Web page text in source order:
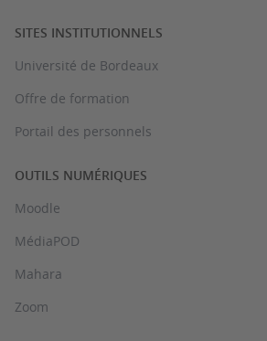
SITES INSTITUTIONNELS
Université de Bordeaux
Offre de formation
Portail des personnels
OUTILS NUMÉRIQUES
Moodle
MédiaPOD
Mahara
Zoom